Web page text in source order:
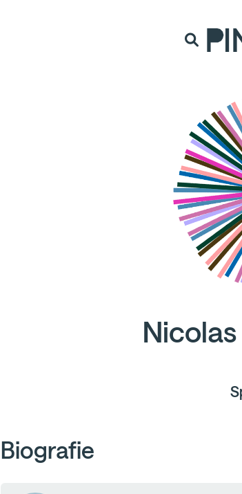
Biografie